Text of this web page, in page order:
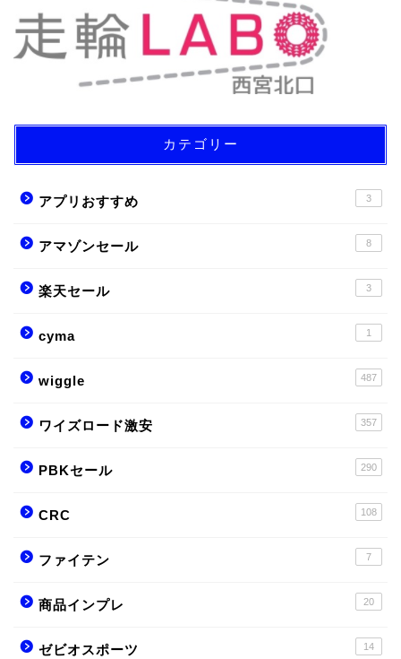
カテゴリー
アプリおすすめ 3
アマゾンセール 8
楽天セール 3
cyma 1
wiggle 487
ワイズロード激安 357
PBKセール 290
CRC 108
ファイテン 7
商品インプレ 20
ゼビオスポーツ 14